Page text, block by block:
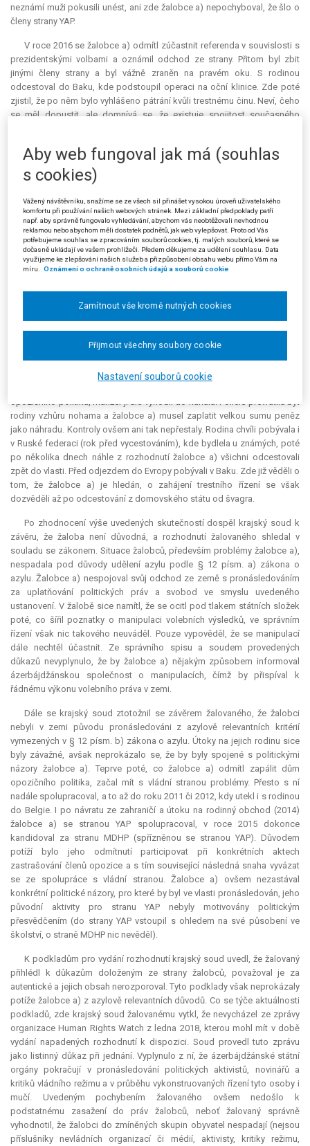
neznámí muži pokusili unést, ani zde žalobce a) nepochyboval, že šlo o
členy strany YAP.
V roce 2016 se žalobce a) odmítl zúčastnit referenda v souvislosti s
prezidentskými volbami a oznámil odchod ze strany. Přitom byl zbit
jinými členy strany a byl vážně zraněn na pravém oku. S rodinou
odcestoval do Baku, kde podstoupil operaci na oční klinice. Zde poté
zjistil, že po něm bylo vyhlášeno pátrání kvůli trestnému činu. Neví, čeho
se měl dopustit, ale domnívá se, že existuje spojitost současného
kde docházelo ke špatnému zacházení s vězni a k mučení. Žalobce a)
se nechtěl znovu dostat do vězení, proto se několik měsíců skrýval s
rodinou v Baku, přičemž si vyřizovali doklady nutné k vycestování ze
země. Za bezproblémový průchod přes pasovou kontrolu v Baku
zaplatili nějakému člověku a v roce 2016 odcestovali do Evropy. Zde
požádali o azyl ve Spolkové republice Německo, odkud byli předáni do
ČR v rámci tzv. dublinského řízení.
Žalobkyně b) při pohovoru uvedla, že s dětmi opustila zemi původu z
ještě dvě dospělé dcery, o jejichž žádostech o udělení mezinárodní
ochrany rozhodl žalovaný samostatně a jejich žaloby ve věci neudělení
mezinárodní ochrany zamítl krajský soud rovněž v samostatných
řízeních) jiné důvody žádosti o mezinárodní ochranu nemají. Z návratu
do vlasti mají strach. Dále doplnila informace k výše popsaným
incidentům, především v tom směru, že žalobce a) byl opakovaně
předvoláván na policii. Problémy měl stále, i před rokem 1997. Po návratu
opozičního politika, manžel ji ale vyhodil do kanálu. Policie převrátila byt
rodiny vzhůru nohama a žalobce a) musel zaplatit velkou sumu peněz
jako náhradu. Kontroly ovšem ani tak nepřestaly. Rodina chvíli pobývala i
v Ruské federaci (rok před vycestováním), kde bydlela u známých, poté
po několika dnech náhle z rozhodnutí žalobce a) všichni odcestovali
zpět do vlasti. Před odjezdem do Evropy pobývali v Baku. Zde již věděli o
tom, že žalobce a) je hledán, o zahájení trestního řízení se však
dozvěděli až po odcestování z domovského státu od švagra.
Po zhodnocení výše uvedených skutečností dospěl krajský soud k
závěru, že žaloba není důvodná, a rozhodnutí žalovaného shledal v
souladu se zákonem. Situace žalobců, především problémy žalobce a),
nespadala pod důvody udělení azylu podle § 12 písm. a) zákona o
azylu. Žalobce a) nespojoval svůj odchod ze země s pronásledováním
za uplatňování politických práv a svobod ve smyslu uvedeného
ustanovení. V žalobě sice namítl, že se ocitl pod tlakem státních složek
poté, co šířil poznatky o manipulaci volebních výsledků, ve správním
řízení však nic takového neuváděl. Pouze vypověděl, že se manipulací
dále nechtěl účastnit. Ze správního spisu a soudem provedených
důkazů nevyplynulo, že by žalobce a) nějakým způsobem informoval
ázerbájdžánskou společnost o manipulacích, čímž by přispíval k
řádnému výkonu volebního práva v zemi.
Dále se krajský soud ztotožnil se závěrem žalovaného, že žalobci
nebyli v zemi původu pronásledováni z azylově relevantních kritérií
vymezených v § 12 písm. b) zákona o azylu. Útoky na jejich rodinu sice
byly závažné, avšak neprokázalo se, že by byly spojené s politickými
názory žalobce a). Teprve poté, co žalobce a) odmítl zapálit dům
opozičního politika, začal mít s vládní stranou problémy. Přesto s ní
nadále spolupracoval, a to až do roku 2011 či 2012, kdy utekl i s rodinou
do Belgie. I po návratu ze zahraničí a útoku na rodinný obchod (2014)
žalobce a) se stranou YAP spolupracoval, v roce 2015 dokonce
kandidoval za stranu MDHP (spřízněnou se stranou YAP). Důvodem
potíží bylo jeho odmítnutí participovat při konkrétních aktech
zastrašování členů opozice a s tím související následná snaha vyvázat
se ze spolupráce s vládní stranou. Žalobce a) ovšem nezastával
konkrétní politické názory, pro které by byl ve vlasti pronásledován, jeho
původní aktivity pro stranu YAP nebyly motivovány politickým
přesvědčením (do strany YAP vstoupil s ohledem na své působení ve
školství, o straně MDHP nic nevěděl).
K podkladům pro vydání rozhodnutí krajský soud uvedl, že žalovaný
přihlédl k důkazům doloženým ze strany žalobců, považoval je za
autentické a jejich obsah nerozporoval. Tyto podklady však neprokázaly
potíže žalobce a) z azylově relevantních důvodů. Co se týče aktuálnosti
podkladů, zde krajský soud žalovanému vytkl, že nevycházel ze zprávy
organizace Human Rights Watch z ledna 2018, kterou mohl mít v době
vydání napadených rozhodnutí k dispozici. Soud provedl tuto zprávu
jako listinný důkaz při jednání. Vyplynulo z ní, že ázerbájdžánské státní
orgány pokračují v pronásledování politických aktivistů, novinářů a
kritiků vládního režimu a v průběhu vykonstruovaných řízení tyto osoby i
mučí. Uvedeným pochybením žalovaného ovšem nedošlo k
podstatnému zasažení do práv žalobců, neboť žalovaný správně
vyhodnotil, že žalobci do zmíněných skupin obyvatel nespadají (nejsou
příslušníky nevládních organizací či médií, aktivisty, kritiky režimu,
Aby web fungoval jak má (souhlas
s cookies)
Vážený návštěvníku, snažíme se ze všech sil přinášet vysokou úroveň uživatelského
komfortu při používání našich webových stránek. Mezi základní předpoklady patří
např. aby správně fungovalo vyhledávání, abychom vás neobtěžovali nevhodnou
reklamou nebo abychom měli dostatek podnětů, jak web vylepšovat. Proto od Vás
potřebujeme souhlas se zpracováním souborů cookies, tj. malých souborů, které se
dočasně ukládají ve vašem prohlížeči. Předem děkujeme za udělení souhlasu. Data
využijeme ke zlepšování našich služeb a přizpůsobení obsahu webu přímo Vám na
míru. Oznámení o ochraně osobních údajů a souborů cookie
Nastavení souborů cookie
Zamítnout vše kromě nutných cookies
Přijmout všechny soubory cookie